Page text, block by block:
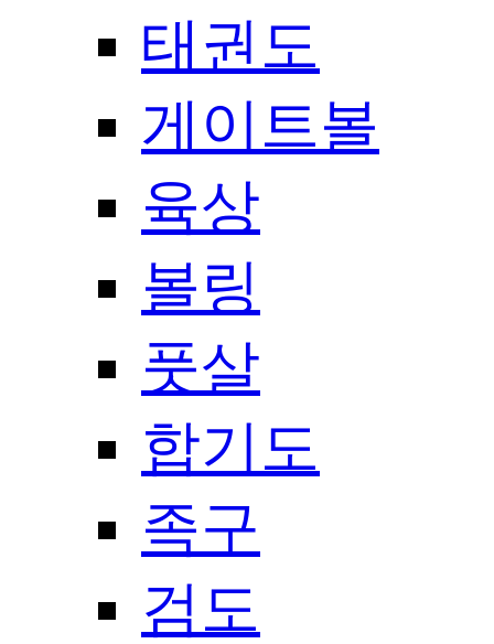
태권도
게이트볼
육상
볼링
풋살
합기도
족구
검도